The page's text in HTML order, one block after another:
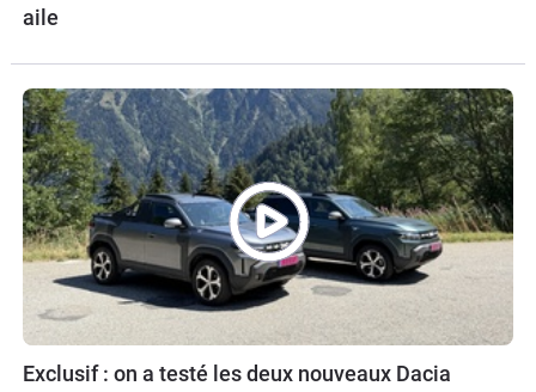
aile
Exclusif : on a testé les deux nouveaux Dacia